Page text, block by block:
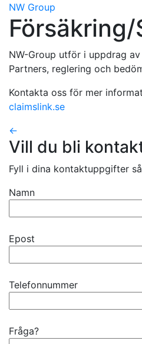
NW Group
NW-Group utför i uppdrag
Partners, reglering och
Kontakta oss för mer
claimslink.se
←
Vill du bli
Fyll i dina kontaktuppgifter
Namn
Epost
Telefonnummer
Fråga?